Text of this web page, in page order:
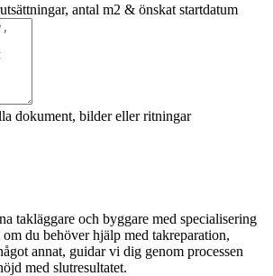
antal m2 & önskat startdatum
dokument, bilder eller ritningar
takläggare och byggare med specialisering
du behöver hjälp med takreparation,
annat, guidar vi dig genom processen
med slutresultatet.